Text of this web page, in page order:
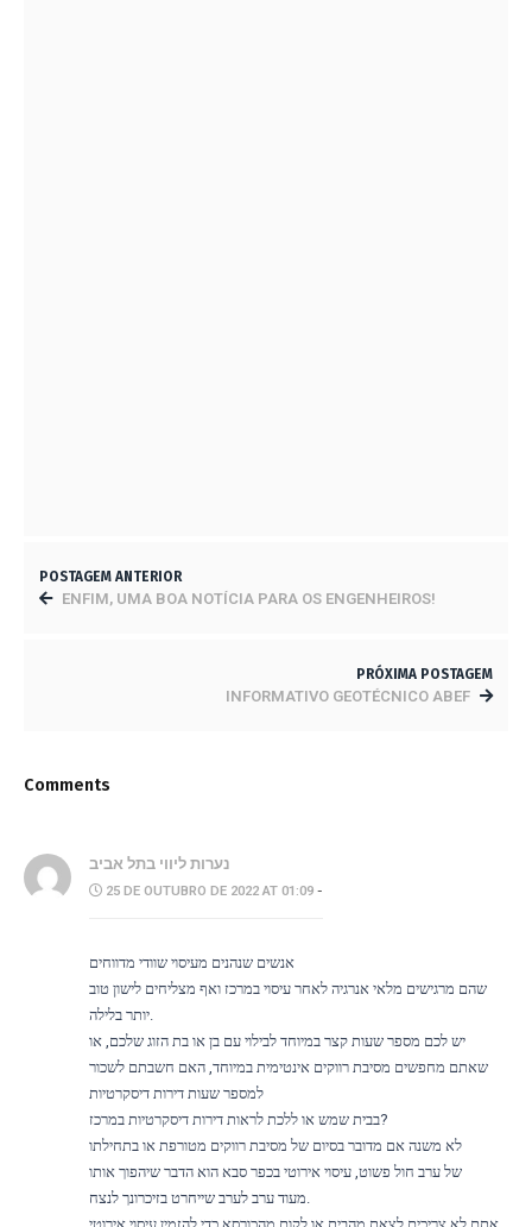
POSTAGEM ANTERIOR
ENFIM, UMA BOA NOTÍCIA PARA OS ENGENHEIROS!
PRÓXIMA POSTAGEM
INFORMATIVO GEOTÉCNICO ABEF
Comments
נערות ליווי בתל אביב
25 DE OUTUBRO DE 2022 AT 01:09 -
אנשים שנהנים מעיסוי שוודי מדווחים
שהם מרגישים מלאי אנרגיה לאחר עיסוי במרכז ואף מצליחים לישון טוב
יותר בלילה.
יש לכם מספר שעות קצר במיוחד לבילוי עם בן או בת הזוג שלכם, או
שאתם מחפשים מסיבת רווקים אינטימית במיוחד, האם חשבתם לשכור
למספר שעות דירות דיסקרטיות
בבית שמש או ללכת לראות דירות דיסקרטיות במרכז?
לא משנה אם מדובר בסיום של מסיבת רווקים מטורפת או בתחילתו
של ערב חול פשוט, עיסוי אירוטי בכפר סבא הוא הדבר שיהפוך אותו
מעוד ערב לערב שייחרט בזיכרונך לנצח.